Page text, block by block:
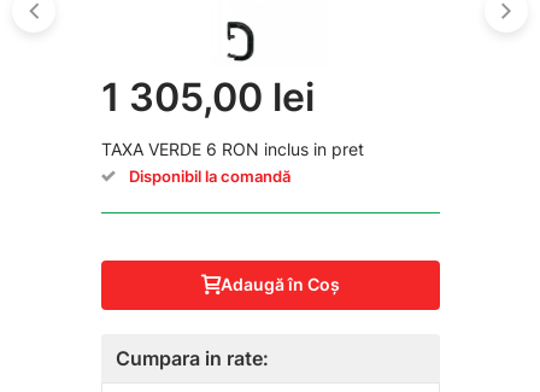
1 305,00 lei
TAXA VERDE 6 RON inclus in pret
Disponibil la comandă
Adaugă în Coş
Cumpara in rate: